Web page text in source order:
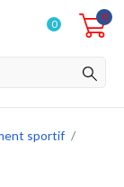
0
0
sportif